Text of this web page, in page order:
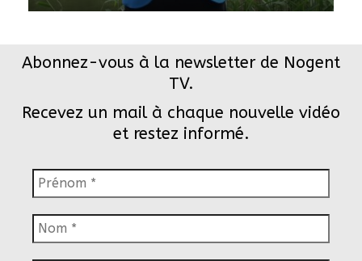
Abonnez-vous à la newsletter de Nogent
TV.
Recevez un mail à chaque nouvelle vidéo
et restez informé.